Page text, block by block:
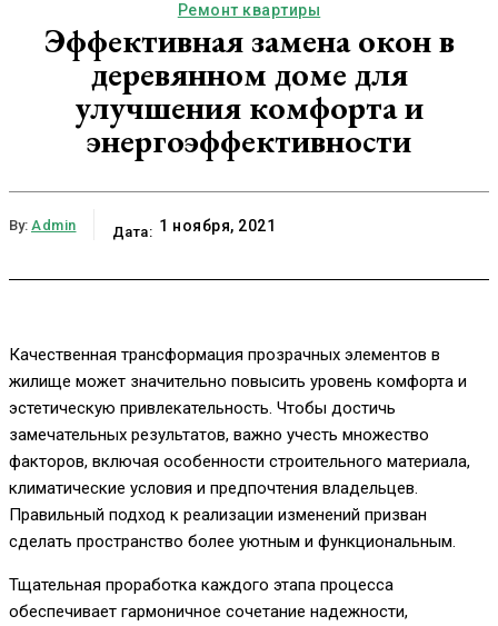
Ремонт квартиры
Эффективная замена окон в
деревянном доме для
улучшения комфорта и
энергоэффективности
By: Admin Дата: 1 ноября, 2021
Качественная трансформация прозрачных элементов в
жилище может значительно повысить уровень комфорта и
эстетическую привлекательность. Чтобы достичь
замечательных результатов, важно учесть множество
факторов, включая особенности строительного материала,
климатические условия и предпочтения владельцев.
Правильный подход к реализации изменений призван
сделать пространство более уютным и функциональным.
Тщательная проработка каждого этапа процесса
обеспечивает гармоничное сочетание надежности,